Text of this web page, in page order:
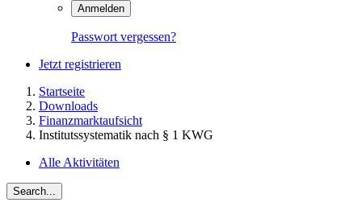
Anmelden
Passwort vergessen?
Jetzt registrieren
Startseite
Downloads
Finanzmarktaufsicht
Institutssystematik nach § 1 KWG
Alle Aktivitäten
Search...